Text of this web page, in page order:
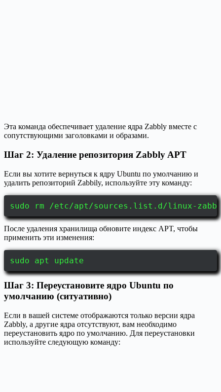
Эта команда обеспечивает удаление ядра Zabbly вместе с
сопутствующими заголовками и образами.
Шаг 2: Удаление репозитория Zabbly APT
Если вы хотите вернуться к ядру Ubuntu по умолчанию и
удалить репозиторий Zabbily, используйте эту команду:
sudo rm /etc/apt/sources.list.d/linux-
После удаления хранилища обновите индекс APT, чтобы
применить эти изменения:
sudo apt update
Шаг 3: Переустановите ядро Ubuntu по
умолчанию (ситуативно)
Если в вашей системе отображаются только версии ядра
Zabbly, а другие ядра отсутствуют, вам необходимо
переустановить ядро по умолчанию. Для переустановки
используйте следующую команду: